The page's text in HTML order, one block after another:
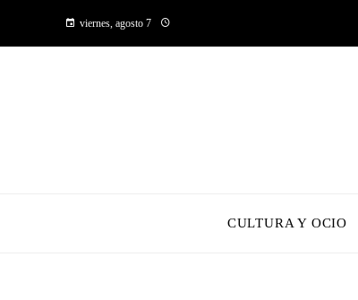
viernes, agosto 7
CULTURA Y OCIO